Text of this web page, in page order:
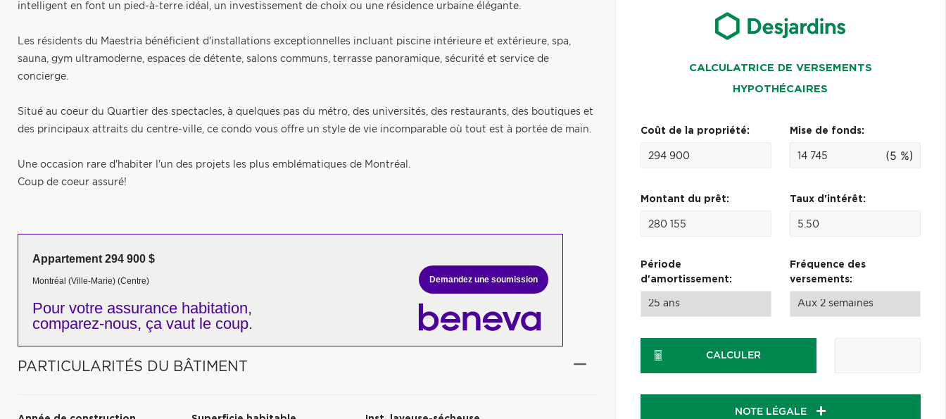
intelligent en font un pied-à-terre idéal, un investissement de choix ou une résidence urbaine élégante.
Les résidents du Maestria bénéficient d'installations exceptionnelles incluant piscine intérieure et extérieure, spa,
sauna, gym ultramoderne, espaces de détente, salons communs, terrasse panoramique, sécurité et service de
concierge.
Situé au coeur du Quartier des spectacles, à quelques pas du métro, des universités, des restaurants, des boutiques et
des principaux attraits du centre-ville, ce condo vous offre un style de vie incomparable où tout est à portée de main.
Une occasion rare d'habiter l'un des projets les plus emblématiques de Montréal.
Coup de coeur assuré!
Appartement 294 900 $
Montréal (Ville-Marie) (Centre)
Pour votre assurance habitation,
comparez-nous, ça vaut le coup.
Demandez une soumission
PARTICULARITÉS DU BÂTIMENT
CALCULATRICE DE VERSEMENTS
HYPOTHÉCAIRES
Coût de la propriété: Mise de fonds:
(5 %)
Montant du prêt: Taux d'intérêt:
Période
d'amortissement:
Fréquence des
versements:
CALCULER
NOTE LÉGALE